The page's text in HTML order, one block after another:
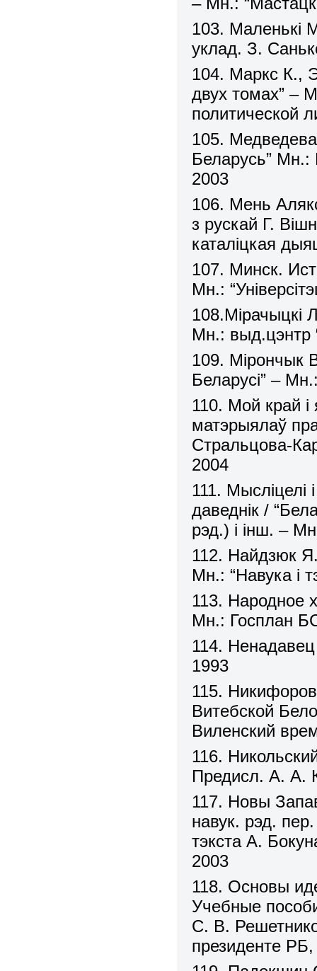
103. Маленькі
уклад. З.
104. Маркс К.,
двух томах” –
политической
105.
Беларусь” Мн.:
2003
106. Мень
з рускай Г.
каталіцкая
107. Минск.
Мн.:
108.Мірачыцкі
Мн.: выд.цэнтр
109. Мірончык
Беларусі” –
110. Мой край і
матэрыялаў
Стральцова-
2004
111. Мысліцелі
даведнік /
рэд.) і інш. –
112. Найдзюк
Мн.: “Навука і
113. Народное
Мн.: Госплан
114.
1993
115.
Витебской
Виленский
116.
Предисл. А. А.
117. Новы
навук. рэд.
тэкста А.
2003
118. Основы
Учебные
С. В.
президенте